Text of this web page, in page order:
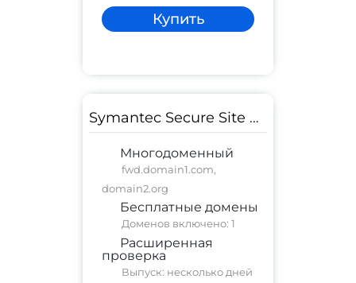
Купить
Symantec Secure Site EV
Многодоменный
fwd.domain1.com,
domain2.org
Бесплатные домены
Доменов включено: 1
Расширенная
проверка
Выпуск: несколько дней